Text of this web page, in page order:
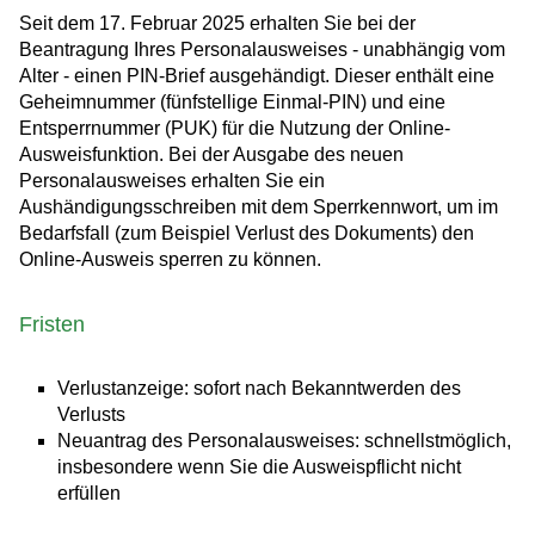
Seit dem 17. Februar 2025 erhalten Sie bei der
Beantragung
Ihres Personalausweises - unabhängig vom
Alter - einen PIN-Briefausgehändigt. Dieser enthält eine
Geheimnummer (fünfstellige Einmal -PIN) und eine
Entsperrnummer (PUK) für die Nutzung der Online-
Ausweisfunktion. Bei der Ausgabe des neuen
Personalausweises erhalten Sie ein
Aushändigungsschreiben mit dem Sperrkennwort, um im
Bedarfsfall (zum Beispiel Verlust des Dokuments) den
Online-Ausweis sperren zu können.
Fristen
Verlustanzeige: sofort nach Bekanntwerden des
Verlusts
Neuantrag des Personalausweises: schnellstmöglich,
insbesondere wenn Sie die Ausweispflicht nicht
erfüllen